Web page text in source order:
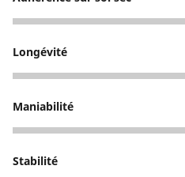
2
Longévité
2
Maniabilité
1
Stabilité